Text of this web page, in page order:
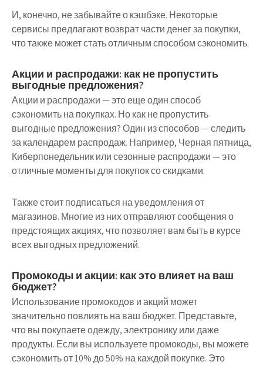
И, конечно, не забывайте о кэшбэке. Некоторые
сервисы предлагают возврат части денег за покупки,
что также может стать отличным способом сэкономить.
Акции и распродажи: как не пропустить
выгодные предложения?
Акции и распродажи — это еще один способ
сэкономить на покупках. Но как не пропустить
выгодные предложения? Один из способов — следить
за календарем распродаж. Например, Черная пятница,
Киберпонедельник или сезонные распродажи — это
отличные моменты для покупок со скидками.
Также стоит подписаться на уведомления от
магазинов. Многие из них отправляют сообщения о
предстоящих акциях, что позволяет вам быть в курсе
всех выгодных предложений.
Промокоды и акции: как это влияет на ваш
бюджет?
Использование промокодов и акций может
значительно повлиять на ваш бюджет. Представьте,
что вы покупаете одежду, электронику или даже
продукты. Если вы используете промокоды, вы можете
сэкономить от 10% до 50% на каждой покупке. Это